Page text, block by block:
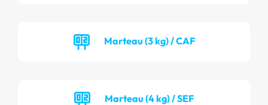
Marteau (3 kg) / CAF
Marteau (4 kg) / SEF